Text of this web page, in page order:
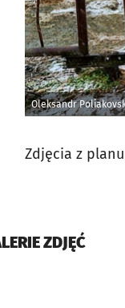
Oleksandr
Zdjęcia z
ZDJĘĆ